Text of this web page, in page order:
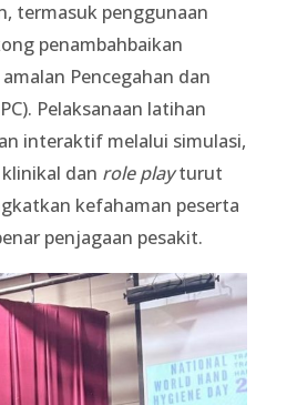
termasuk penggunaan
penambahbaikan
Pencegahan dan
Pelaksanaan latihan
interaktif melalui simulasi,
dan role playturut
kefahaman peserta
penjagaan pesakit.